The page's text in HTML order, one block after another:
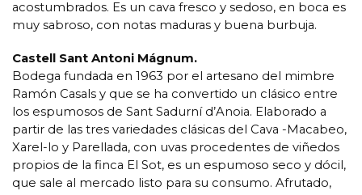
acostumbrados. Es un cava fresco y sedoso, en boca es
muy sabroso, con notas maduras y buena burbuja.
Castell Sant Antoni Mágnum.
Bodega fundada en 1963 por el artesano del mimbre
Ramón Casals y que se ha convertido un clásico entre
los espumosos de Sant Sadurní d’Anoia. Elaborado a
partir de las tres variedades clásicas del Cava -Macabeo,
Xarel-lo y Parellada, con uvas procedentes de viñedos
propios de la finca El Sot, es un espumoso seco y dócil,
que sale al mercado listo para su consumo. Afrutado,